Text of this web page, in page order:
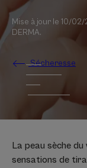
Mise à jour le 10/02/
DERMA.
Sécheresse
La peau sèche
sensations de